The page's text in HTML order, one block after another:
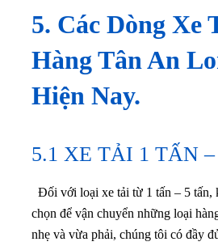
5. Các Dòng Xe
Hàng Tân An
Hiện Nay.
5.1 XE TẢI 1 TẤN
Đối với loại xe tải từ 1 tấn – 5 tấn,
chọn để vận chuyển những loại
nhẹ và vừa phải, chúng tôi có đầy